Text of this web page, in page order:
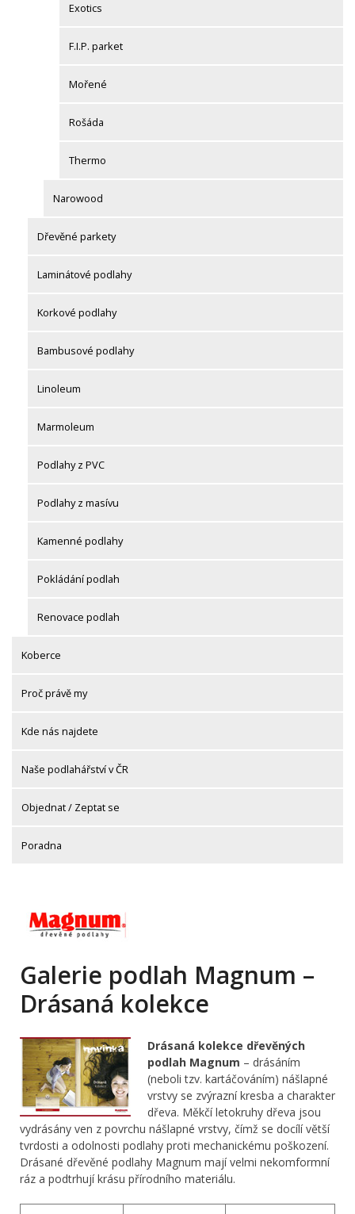
Exotics
F.I.P. parket
Mořené
Rošáda
Thermo
Narowood
Dřevěné parkety
Laminátové podlahy
Korkové podlahy
Bambusové podlahy
Linoleum
Marmoleum
Podlahy z PVC
Podlahy z masívu
Kamenné podlahy
Pokládání podlah
Renovace podlah
Koberce
Proč právě my
Kde nás najdete
Naše podlahářství v ČR
Objednat / Zeptat se
Poradna
Galerie podlah Magnum –
Drásaná kolekce
Drásaná kolekce dřevěných
podlah Magnum – drásáním
(neboli tzv. kartáčováním) nášlapné
vrstvy se zvýrazní kresba a charakter
dřeva. Měkčí letokruhy dřeva jsou
vydrásány ven z povrchu nášlapné vrstvy, čímž se docílí větší
tvrdosti a odolnosti podlahy proti mechanickému poškození.
Drásané dřevěné podlahy Magnum mají velmi nekomformní
ráz a podtrhují krásu přírodního materiálu.